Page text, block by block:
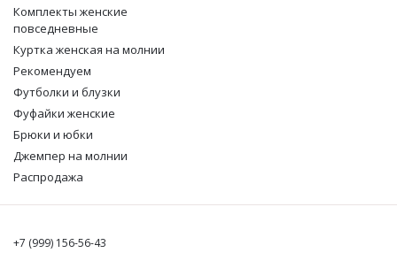
Комплекты женские
повседневные
Куртка женская на молнии
Рекомендуем
Футболки и блузки
Фуфайки женские
Брюки и юбки
Джемпер на молнии
Распродажа
+7 (999) 156-56-43